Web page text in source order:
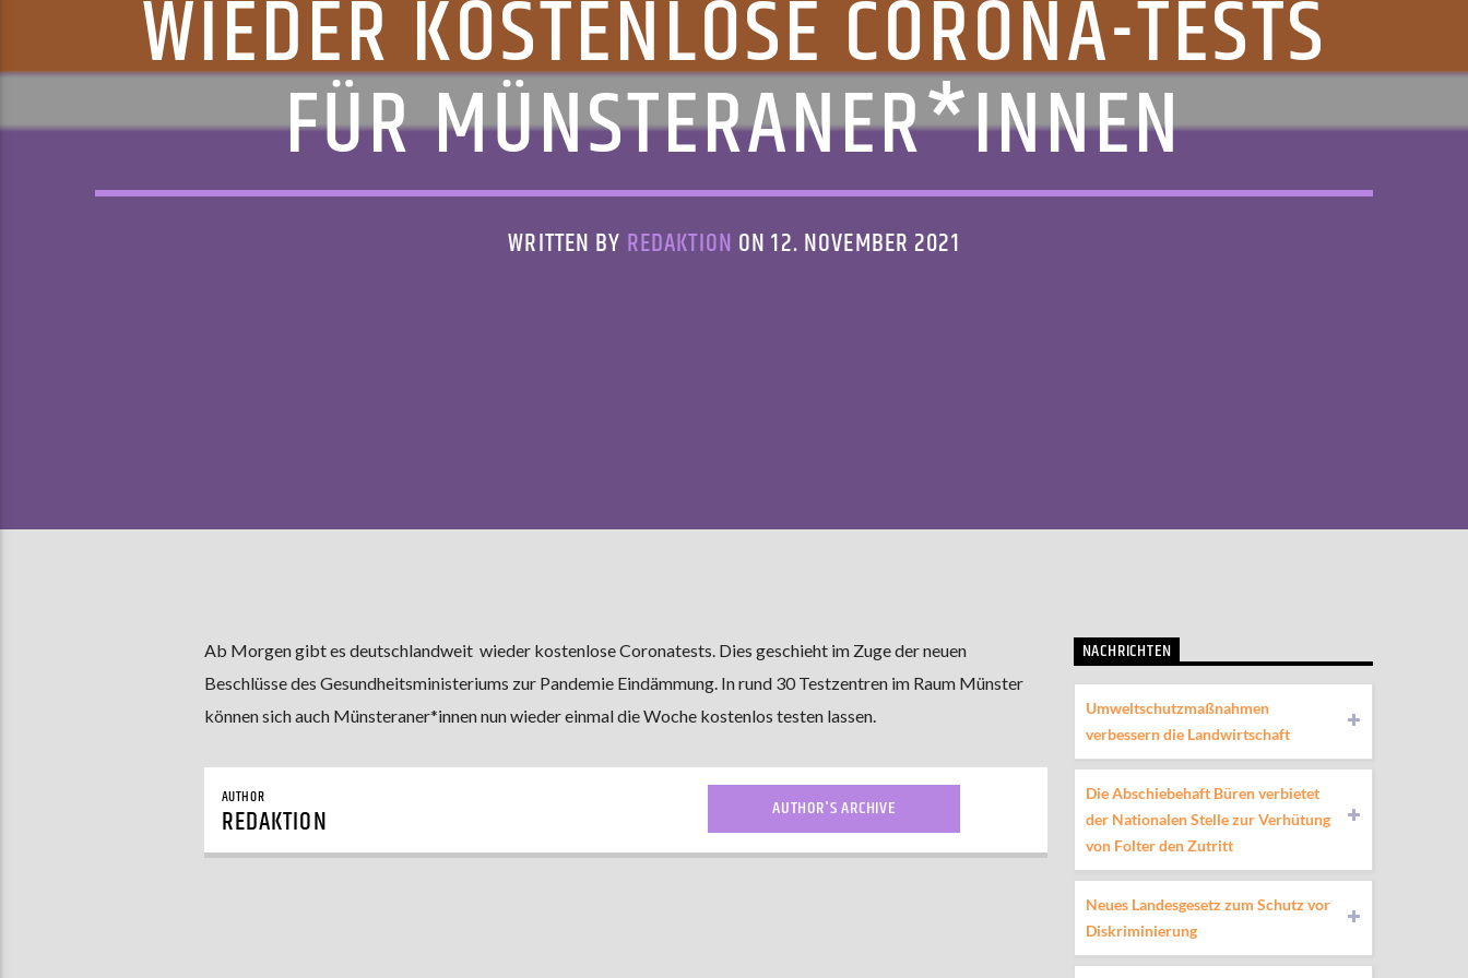
WIEDER KOSTENLOSE CORONA-TESTS
FÜR MÜNSTERANER*INNEN
WRITTEN BY REDAKTION ON 12. NOVEMBER 2021
Ab Morgen gibt es deutschlandweit wieder kostenlose Coronatests. Dies geschieht im Zuge der neuen
Beschlüsse des Gesundheitsministeriums zur Pandemie Eindämmung. In rund 30 Testzentren im Raum Münster
können sich auch Münsteraner*innen nun wieder einmal die Woche kostenlos testen lassen.
AUTHOR
REDAKTION AUTHOR'S ARCHIVE
NACHRICHTEN
Umweltschutzmaßnahmen
verbessern die Landwirtschaft
Die Abschiebehaft Büren verbietet
der Nationalen Stelle zur Verhütung
von Folter den Zutritt
Neues Landesgesetz zum Schutz vor
Diskriminierung